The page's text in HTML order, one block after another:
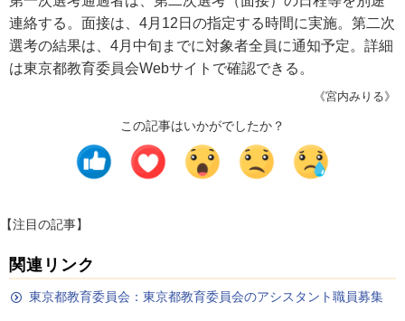
連絡する。面接は、4月12日の指定する時間に実施。第二次
選考の結果は、4月中旬までに対象者全員に通知予定。詳細
は東京都教育委員会Webサイトで確認できる。
《宮内みりる》
この記事はいかがでしたか？
【注目の記事】
関連リンク
東京都教育委員会：東京都教育委員会のアシスタント職員募集